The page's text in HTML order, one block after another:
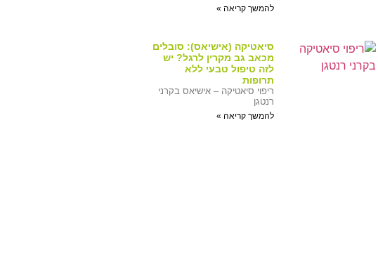
להמשך קריאה »
סיאטיקה (אישיאס): סובלים
מכאב גב מקרין לרגל? יש
לזה טיפול טבעי ללא
תרופות
ריפוי סיאטיקה – אישיאס בקרני
רנטגן
להמשך קריאה »